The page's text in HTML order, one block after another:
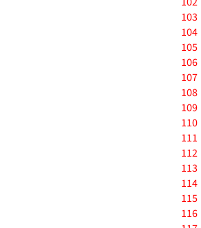
103
104
105
106
107
108
109
110
111
112
113
114
115
116